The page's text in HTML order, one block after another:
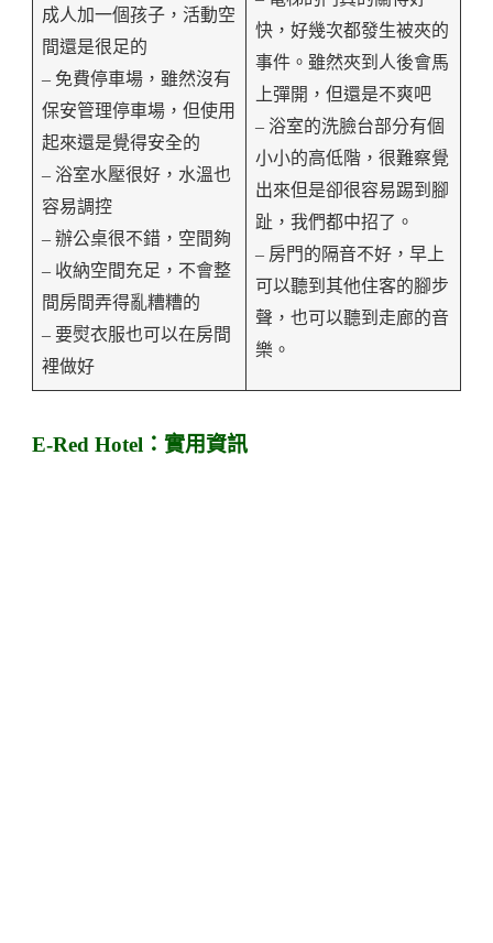
成人加一個孩子，活動空
間還是很足的
– 免費停車場，雖然沒有
保安管理停車場，但使用
起來還是覺得安全的
– 浴室水壓很好，水溫也
容易調控
– 辦公桌很不錯，空間夠
– 收納空間充足，不會整
間房間弄得亂糟糟的
– 要熨衣服也可以在房間
裡做好
快，好幾次都發生被夾的
事件。雖然夾到人後會馬
上彈開，但還是不爽吧
– 浴室的洗臉台部分有個
小小的高低階，很難察覺
出來但是卻很容易踢到腳
趾，我們都中招了。
– 房門的隔音不好，早上
可以聽到其他住客的腳步
聲，也可以聽到走廊的音
樂。
E-Red Hotel：實用資訊